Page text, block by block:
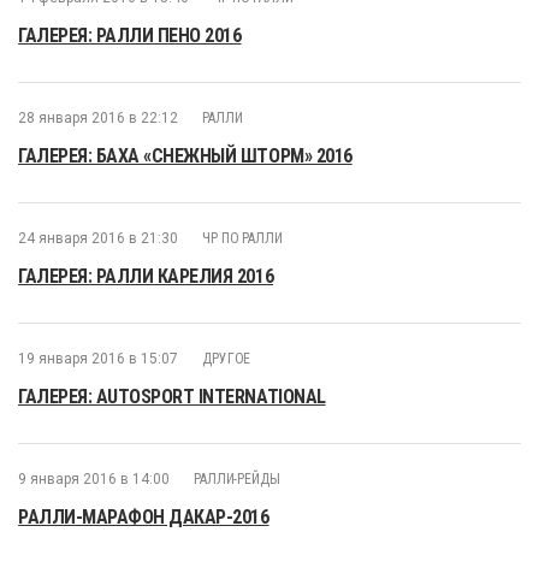
ГАЛЕРЕЯ: РАЛЛИ ПЕНО 2016
28 января 2016 в 22:12 РАЛЛИ
ГАЛЕРЕЯ: БАХА «СНЕЖНЫЙ ШТОРМ» 2016
24 января 2016 в 21:30 ЧР ПО РАЛЛИ
ГАЛЕРЕЯ: РАЛЛИ КАРЕЛИЯ 2016
19 января 2016 в 15:07 ДРУГОЕ
ГАЛЕРЕЯ: AUTOSPORT INTERNATIONAL
9 января 2016 в 14:00 РАЛЛИ-РЕЙДЫ
РАЛЛИ-МАРАФОН ДАКАР-2016